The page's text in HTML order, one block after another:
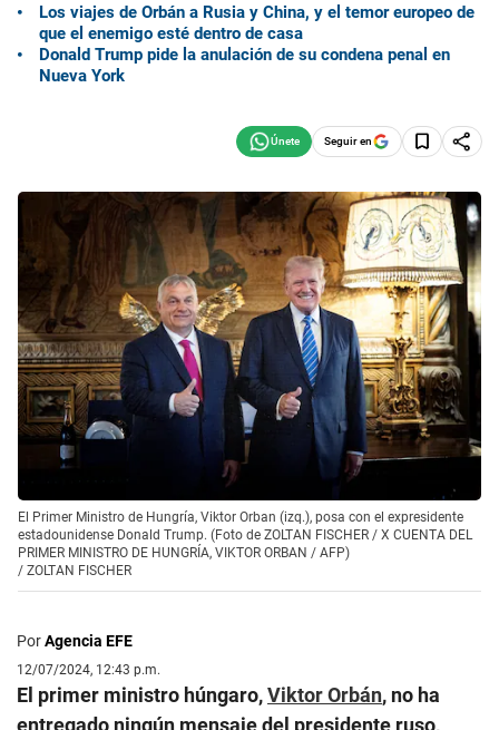
Los viajes de Orbán a Rusia y China, y el temor europeo de
que el enemigo esté dentro de casa
Donald Trump pide la anulación de su condena penal en
Nueva York
Seguir en
El Primer Ministro de Hungría, Viktor Orban (izq.), posa con el expresidente
estadounidense Donald Trump. (Foto de ZOLTAN FISCHER / X CUENTA DEL
PRIMER MINISTRO DE HUNGRÍA, VIKTOR ORBAN / AFP)
/ ZOLTAN FISCHER
PorAgencia EFE
12/07/2024, 12:43 p.m.
El primer ministro húngaro,ViktorOrbán, no ha
entregado ningún mensaje del presidente ruso,